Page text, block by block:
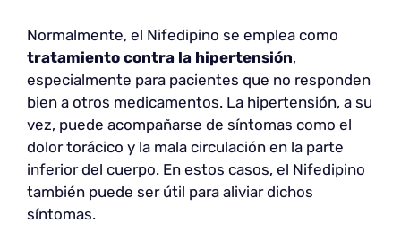
Normalmente, el Nifedipino se emplea como
tratamiento contra la hipertensión,
especialmente para pacientes que no responden
bien a otros medicamentos. La hipertensión, a su
vez, puede acompañarse de síntomas como el
dolor torácico y la mala circulación en la parte
inferior del cuerpo. En estos casos, el Nifedipino
también puede ser útil para aliviar dichos
síntomas.